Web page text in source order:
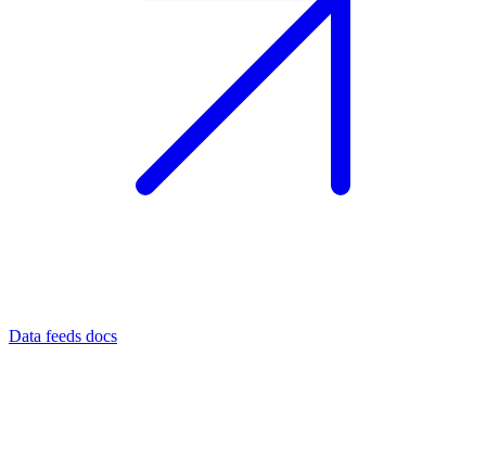
Data feeds docs